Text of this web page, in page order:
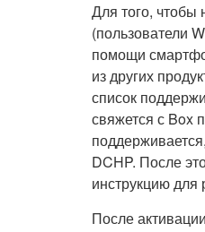
Для того, чтобы
(пользователи
помощи
из других
список
свяжется с Box
DCHP. После
инструкцию для
После